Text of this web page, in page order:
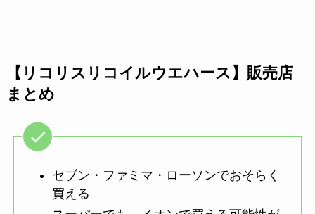
【リコリスリコイルウエハース】販売店
まとめ
セブン・ファミマ・ローソンでおそらく
買える